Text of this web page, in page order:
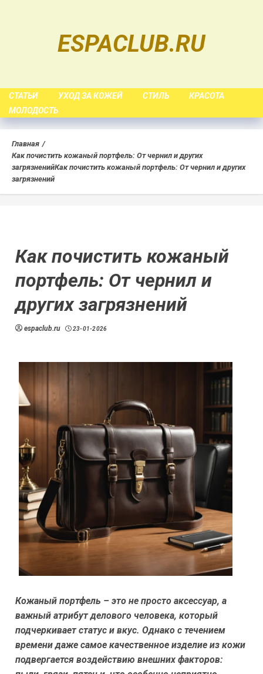
ESPACLUB.RU
СТАТЬИ УХОД ЗА КОЖЕЙ СТИЛЬ
КРАСОТА
МОЛОДОСТЬ
Главная
Как почистить кожаный портфель: От чернил и других
загрязненийКак почистить кожаный портфель: От чернил и других
загрязнений
Как почистить кожаный
портфель: От чернил и
других загрязнений
espaclub.ru 23-01-2026
Кожаный портфель – это не просто аксессуар, а
важный атрибут делового человека, который
подчеркивает статус и вкус. Однако с течением
времени даже самое качественное изделие из кожи
подвергается воздействию внешних факторов: